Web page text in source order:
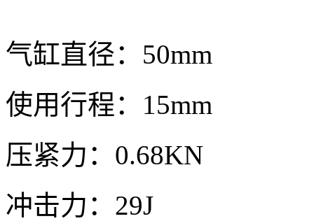
气缸直径：50mm
使用行程：15mm
压紧力：0.68KN
冲击力：29J